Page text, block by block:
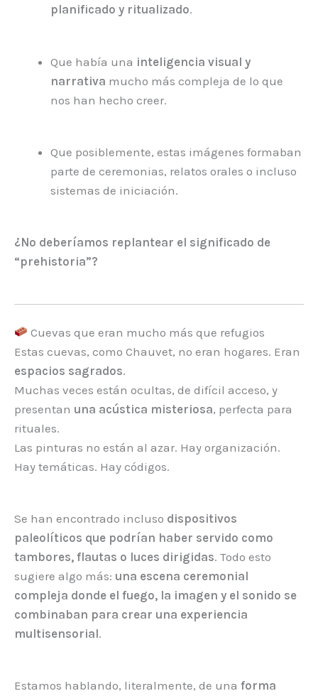
planificado y ritualizado.
Que había una inteligencia visual y
narrativa mucho más compleja de lo que
nos han hecho creer.
Que posiblemente, estas imágenes formaban
parte de ceremonias, relatos orales o incluso
sistemas de iniciación.
¿No deberíamos replantear el significado de
“prehistoria”?
Cuevas que eran mucho más que refugios
Estas cuevas, como Chauvet, no eran hogares. Eran
espacios sagrados.
Muchas veces están ocultas, de difícil acceso, y
presentan una acústica misteriosa, perfecta para
rituales.
Las pinturas no están al azar. Hay organización.
Hay temáticas. Hay códigos.
Se han encontrado incluso dispositivos
paleolíticos que podrían haber servido como
tambores, flautas o luces dirigidas. Todo esto
sugiere algo más: una escena ceremonial
compleja donde el fuego, la imagen y el sonido se
combinaban para crear una experiencia
multisensorial.
Estamos hablando, literalmente, de una forma